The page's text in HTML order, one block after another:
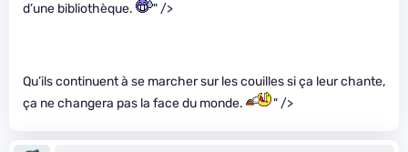
d’une bibliothèque.
" />
Qu’ils continuent à se marcher sur les couilles si ça leur chante,
ça ne changera pas la face du monde.
" />